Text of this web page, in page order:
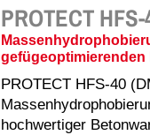
PROTECT
gefügeoptimierenden
PROTECT HFS-40
hochwertiger